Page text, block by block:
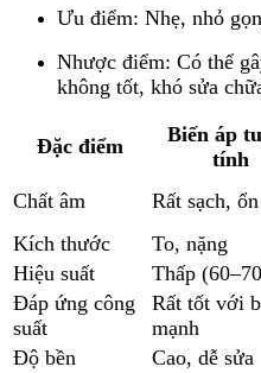
Ưu điểm: Nhẹ, nhỏ
Nhược điểm: Có thể
không tốt, khó sửa
Đặc điểm
Biến áp
tính
Chất âm Rất sạch,
Kích thước
To, nặng
Hiệu suất
Thấp
Đáp ứng công
suất
Rất tốt với
mạnh
Độ bền
Cao, dễ sửa